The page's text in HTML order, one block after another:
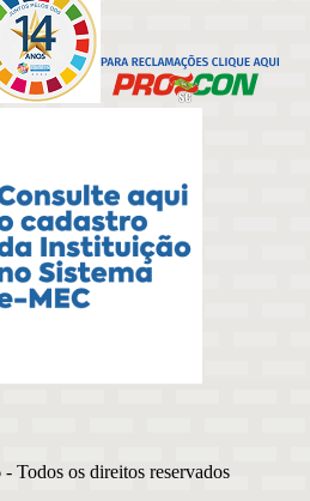
- Todos os direitos reservados